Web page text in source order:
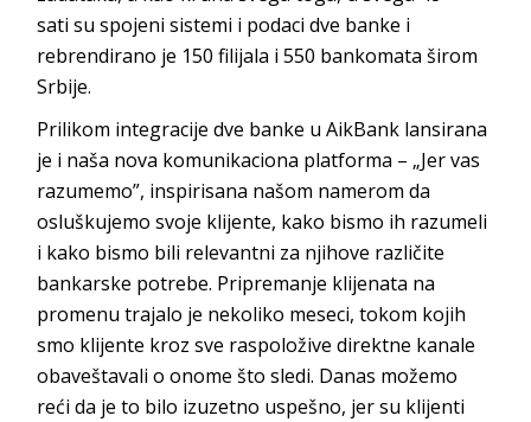
satisu spojeni sistemi i podaci dve banke i
rebrendirano je 150 filijala i 550 bankomata širom
Srbije.
Prilikom integracije dve banke uAikBank lansirana
je i naša nova komunikaciona platforma – „Jer vas
razumemo”, inspirisana našom namerom da
osluškujemo svoje klijente, kako bismo ih razumeli
i kako bismo bili relevantni za njihove različite
bankarske potrebe. Pripremanje klijenata na
promenu trajalo je nekoliko meseci, tokom kojih
smo klijente kroz sve raspoložive direktne kanale
obaveštavali o onome što sledi. Danas možemo
reći da je to bilo izuzetno uspešno, jer su klijenti